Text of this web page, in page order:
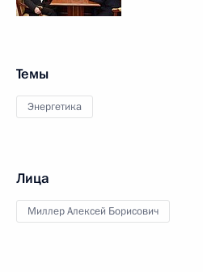
Темы
Энергетика
Лица
Миллер Алексей Борисович